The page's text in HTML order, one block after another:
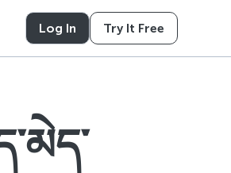
Log In Try It Free